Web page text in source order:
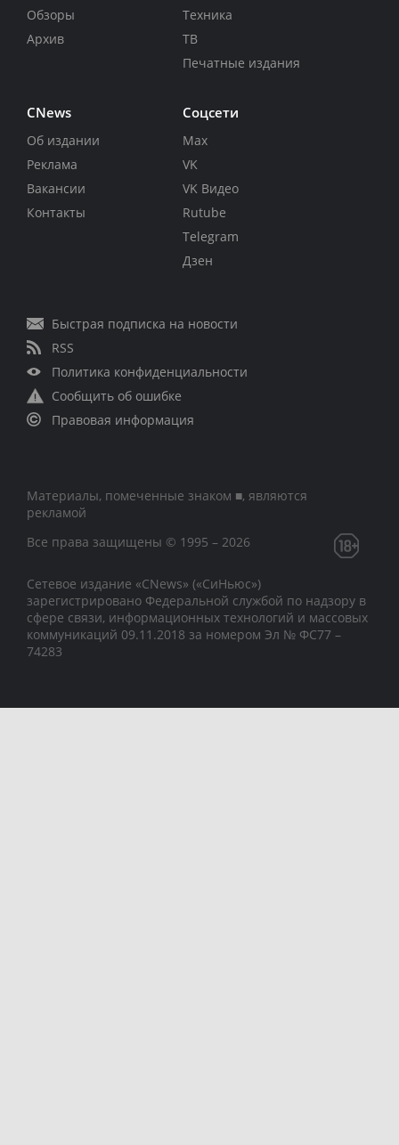
Обзоры
Архив
Техника
ТВ
Печатные издания
CNews
Об издании
Реклама
Вакансии
Контакты
Соцсети
Max
VK
VK Видео
Rutube
Telegram
Дзен
Быстрая подписка на новости
RSS
Политика конфиденциальности
Сообщить об ошибке
Правовая информация
Материалы, помеченные знаком ■, являются
рекламой
Все права защищены © 1995 – 2026
Сетевое издание «CNews» («СиНьюс»)
зарегистрировано Федеральной службой по надзору в
сфере связи, информационных технологий и массовых
коммуникаций 09.11.2018 за номером Эл № ФС77 –
74283